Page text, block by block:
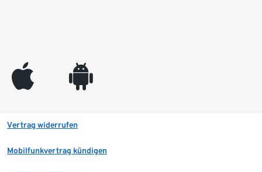
appleinc android
Vertrag widerrufen
Mobilfunkvertrag kündigen